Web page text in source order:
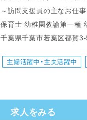
～訪問支援員の主なお仕事
⚫︎幼稚園・保育園・小学校
⚫︎療育等の記録作成
⚫︎訪問先への訪問スケジ
業務の変更の範囲：会社の
保育士 幼稚園教諭第一種 幼稚園教諭第二種 児童発達支援管理責任者 高等学校教諭
普通免許 中学校教諭普通免許 小学校教諭普通免許 社会福祉士 作業療法士 理学療法
千葉県千葉市若葉区都賀
主婦活躍中・主夫活躍中
求人をみる